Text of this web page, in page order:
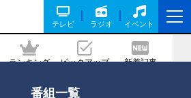
テレビ ラジオ イベント
ランキング ピックアップ 新着記事
番組一覧